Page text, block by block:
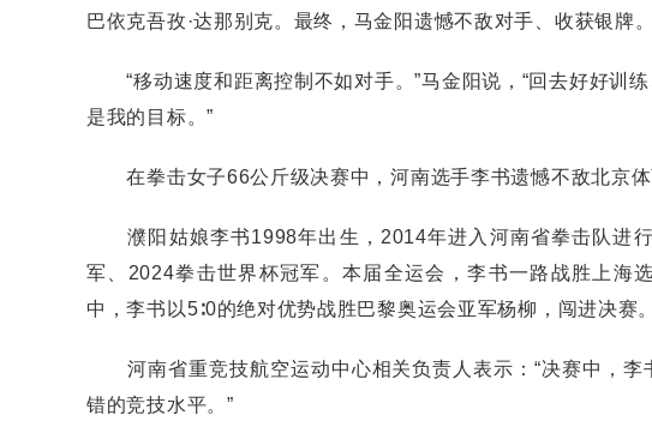
巴依克吾孜·达那别克。最终，马金阳遗憾不敌对手、收获银牌。
“移动速度和距离控制不如对手。”马金阳说，“回去好好训
是我的目标。”
在拳击女子66公斤级决赛中，河南选手李书遗憾不敌北京体
濮阳姑娘李书1998年出生，2014年进入河南省拳击队进
军、2024拳击世界杯冠军。本届全运会，李书一路战胜上海
中，李书以5∶0的绝对优势战胜巴黎奥运会亚军杨柳，闯进决赛。
河南省重竞技航空运动中心相关负责人表示：“决赛中，李
错的竞技水平。”